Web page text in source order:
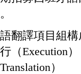
翻譯項目組
（Execution）
）